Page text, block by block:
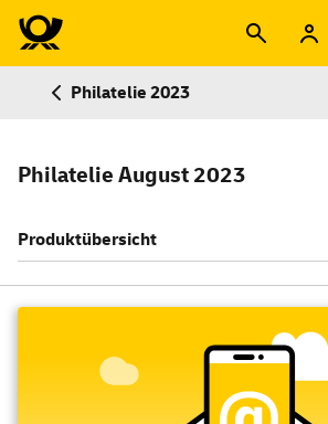
Philatelie 2023
Philatelie August 2023
Produktübersicht